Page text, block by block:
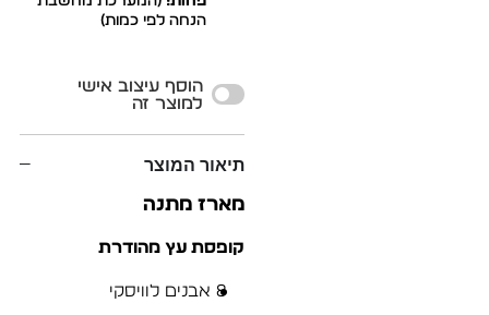
הנחה לפי כמות)
הוסף עיצוב אישי
למוצר זה
תיאור המוצר
מארז מתנה
קופסת עץ מהודרת
8 אבנים לוויסקי